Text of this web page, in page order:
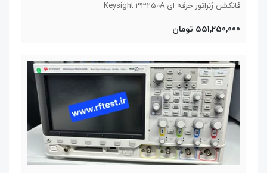
فانکشن ژنراتور حرفه ای Keysight 33250A
551,250,000 تومان